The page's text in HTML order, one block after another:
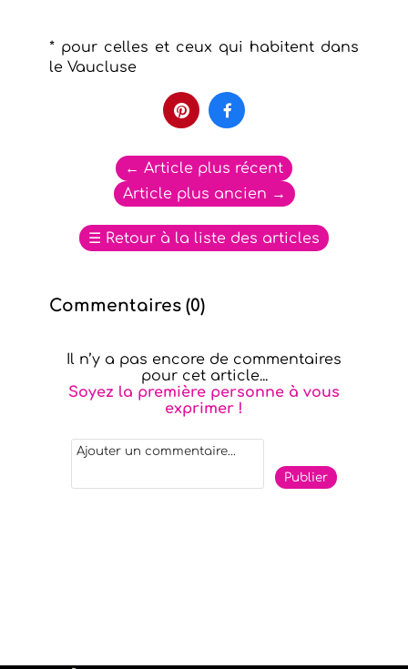
* pour celles et ceux qui habitent dans
le Vaucluse
 
← Article plus récent
Article plus ancien →
☰ Retour à la liste des articles
Commentaires (0)
Il n’y a pas encore de commentaires
pour cet article...
Soyez la première personne à vous
exprimer !
Publier